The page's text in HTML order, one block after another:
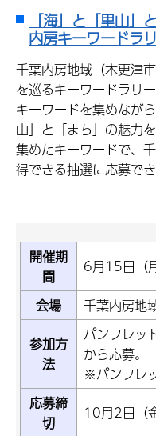
「海」と「里山
内房キーワードラ
千葉内房地域（木更津
を巡るキーワードラリ
キーワードを集めなが
山」と「まち」の魅力
集めたキーワードで、
得できる抽選に応募でき
開催期
間
6月15日（
会場
千葉内房地
参加方
法
パンフレッ
から応募。
※パンフレ
応募締
切
10月2日（